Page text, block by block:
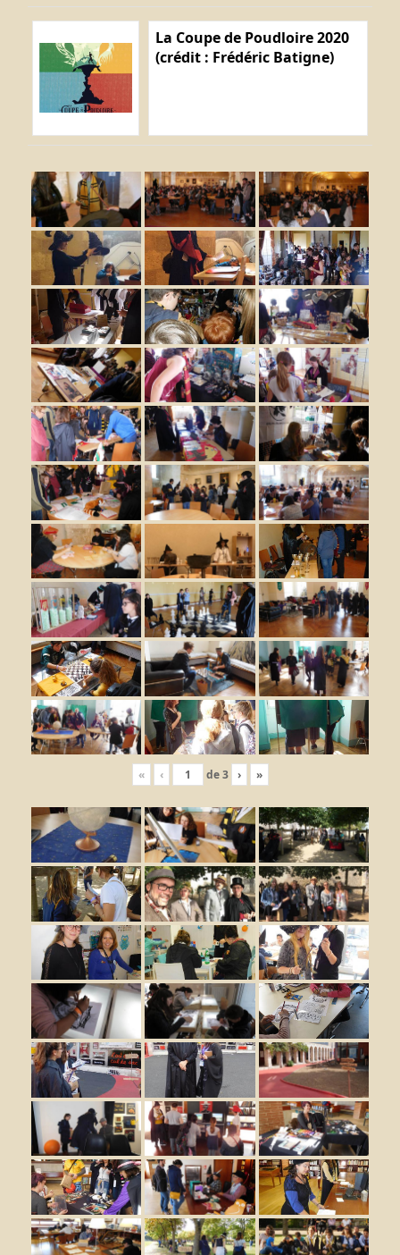
La Coupe de Poudloire 2020
(crédit : Frédéric Batigne)
« ‹ de3 › »